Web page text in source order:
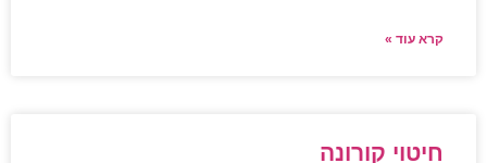
קרא עוד »
חיטוי קורונה